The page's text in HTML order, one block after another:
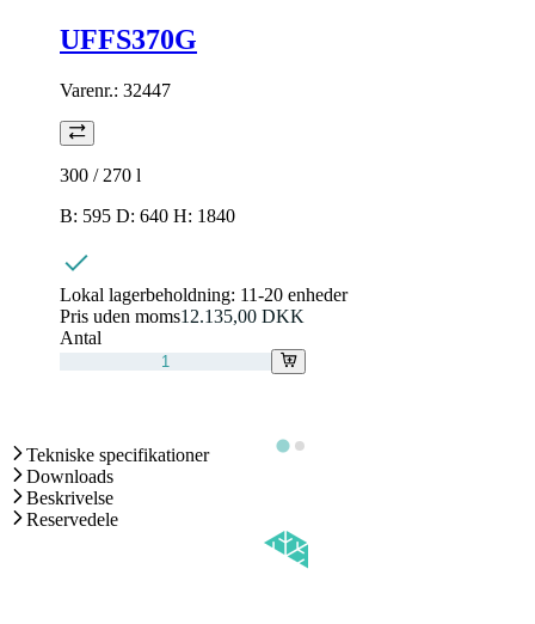
UFFS370G
Varenr.: 32447
300 / 270 l
B: 595 D: 640 H: 1840
Lokal lagerbeholdning: 11-20 enheder
Pris uden moms12.135,00 DKK
Antal
Tekniske specifikationer
Downloads
Beskrivelse
Reservedele